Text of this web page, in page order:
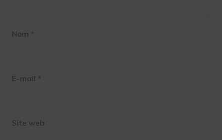
Nom *
E-mail *
Site web